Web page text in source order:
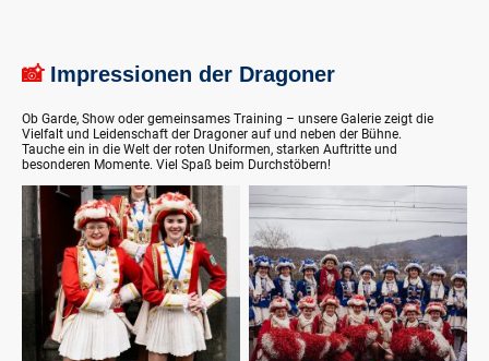
📸 Impressionen der Dragoner
Ob Garde, Show oder gemeinsames Training – unsere Galerie zeigt die
Vielfalt und Leidenschaft der Dragoner auf und neben der Bühne.
Tauche ein in die Welt der roten Uniformen, starken Auftritte und
besonderen Momente. Viel Spaß beim Durchstöbern!